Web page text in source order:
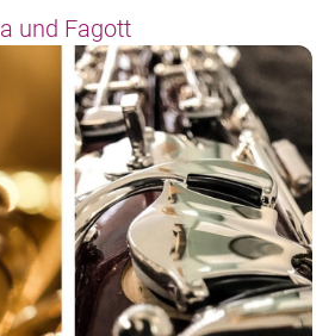
und Fagott